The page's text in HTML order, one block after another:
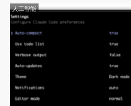
方案并解释变更原因（如 API 差异），大
AI 编程工具对比：
体验过 ClaudeCode（效果最优）、
指出 ClaudeCode 消耗较高，同时关注到
命令行工具
Coding、异步 Agent），认为技术发展将
人工智能